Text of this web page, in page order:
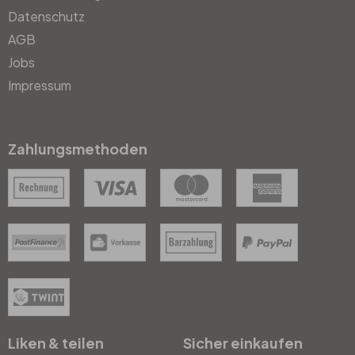
Datenschutz
AGB
Jobs
Impressum
Zahlungsmethoden
Liken & teilen Sicher einkaufen